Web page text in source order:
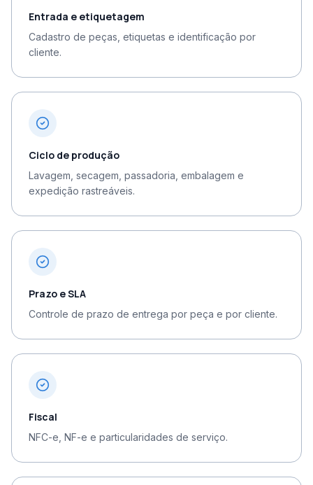
Entrada e etiquetagem
Cadastro de peças, etiquetas e identificação por
cliente.
Ciclo de produção
Lavagem, secagem, passadoria, embalagem e
expedição rastreáveis.
Prazo e SLA
Controle de prazo de entrega por peça e por cliente.
Fiscal
NFC-e, NF-e e particularidades de serviço.